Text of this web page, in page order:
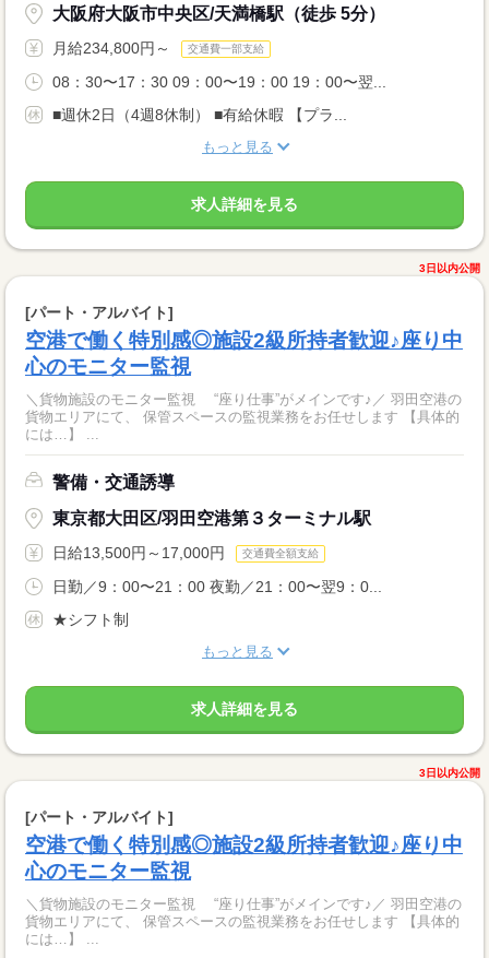
大阪府大阪市中央区/天満橋駅（徒歩 5分）
月給234,800円～ 交通費一部支給
08：30〜17：30 09：00〜19：00 19：00〜翌...
■週休2日（4週8休制） ■有給休暇 【プラ...
もっと見る
求人詳細を見る
3日以内公開
[パート・アルバイト]
空港で働く特別感◎施設2級所持者歓迎♪座り中
心のモニター監視
＼貨物施設のモニター監視 “座り仕事”がメインです♪／ 羽田空港の
貨物エリアにて、 保管スペースの監視業務をお任せします 【具体的
には…】 ...
警備・交通誘導
東京都大田区/羽田空港第３ターミナル駅
日給13,500円～17,000円 交通費全額支給
日勤／9：00〜21：00 夜勤／21：00〜翌9：0...
★シフト制
もっと見る
求人詳細を見る
3日以内公開
[パート・アルバイト]
空港で働く特別感◎施設2級所持者歓迎♪座り中
心のモニター監視
＼貨物施設のモニター監視 “座り仕事”がメインです♪／ 羽田空港の
貨物エリアにて、 保管スペースの監視業務をお任せします 【具体的
には…】 ...